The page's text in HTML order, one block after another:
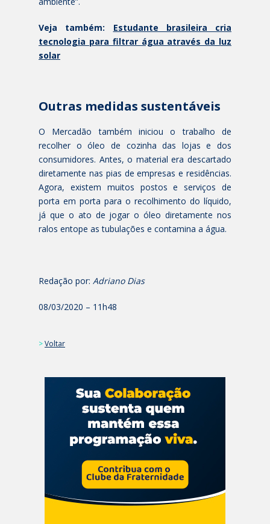
Veja também: Estudante brasileira cria
tecnologia para filtrar água através da luz
solar
Outras medidas sustentáveis
O Mercadão também iniciou o trabalho de
recolher o óleo de cozinha das lojas e dos
consumidores. Antes, o material era descartado
diretamente nas pias de empresas e residências.
Agora, existem muitos postos e serviços de
porta em porta para o recolhimento do líquido,
já que o ato de jogar o óleo diretamente nos
ralos entope as tubulações e contamina a água.
Redação por: Adriano Dias
08/03/2020 – 11h48
>Voltar